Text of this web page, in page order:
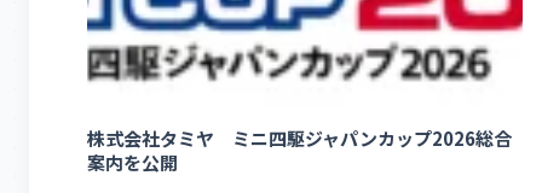
株式会社タミヤ ミニ四駆ジャパンカップ2026総合
案内を公開